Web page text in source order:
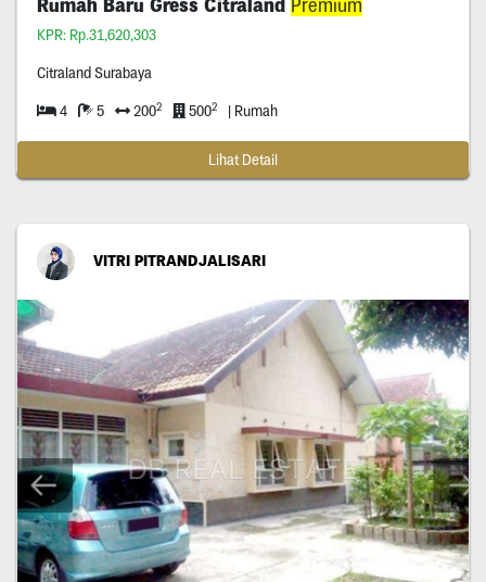
Rumah Baru Gress Citraland Premium
KPR: Rp.31,620,303
Citraland Surabaya
4 5 2002 5002 | Rumah
Lihat Detail
VITRI PITRANDJALISARI